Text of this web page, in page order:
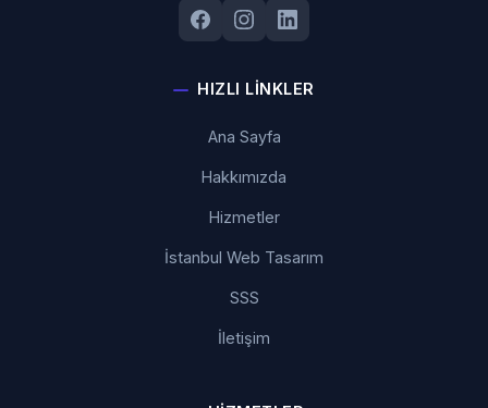
HIZLI LINKLER
Ana Sayfa
Hakkımızda
Hizmetler
İstanbul Web Tasarım
SSS
İletişim